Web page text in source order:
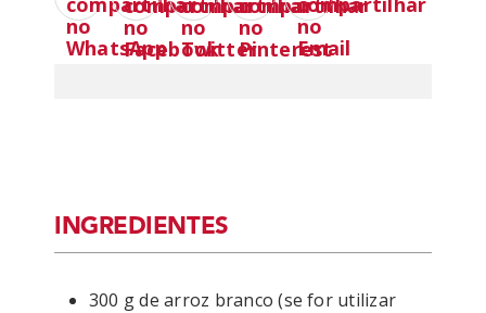
INGREDIENTES
300 g de arroz branco (se for utilizar